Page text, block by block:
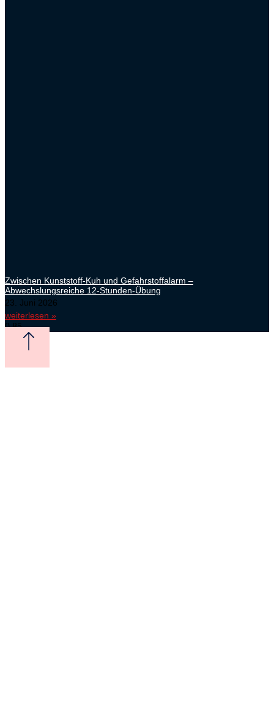
Zwischen Kunststoff-Kuh und Gefahrstoffalarm –
Abwechslungsreiche 12-Stunden-Übung
23. Juni 2026
weiterlesen »